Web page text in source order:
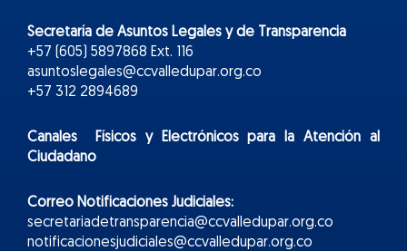
Secretaría de Asuntos Legales y de Transparencia
+57 (605) 5897868 Ext. 116
asuntoslegales@ccvalledupar.org.co
+57 312 2894689
Canales Físicos yElectrónicospara la Atención al
Ciudadano
Correo Notificaciones Judiciales:
secretariadetransparencia@ccvalledupar.org.co
notificacionesjudiciales@ccvalledupar.org.co